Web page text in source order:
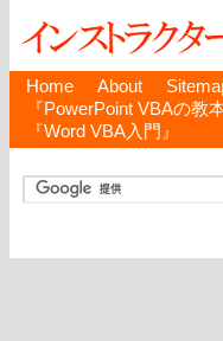
Home About
『PowerPoint VBAの教本
『Word VBA入門』